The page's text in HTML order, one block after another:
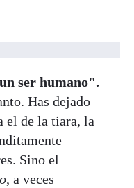
ser humano".
Has dejado
el de la tiara, la
Sino el
, a veces